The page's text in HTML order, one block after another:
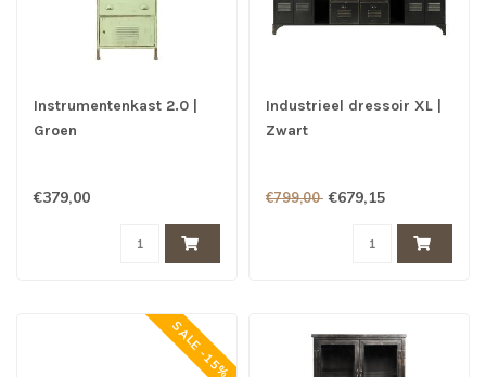
Instrumentenkast 2.0 |
Groen
€379,00
Industrieel dressoir XL |
Zwart
€799,00 €679,15
SALE -15%